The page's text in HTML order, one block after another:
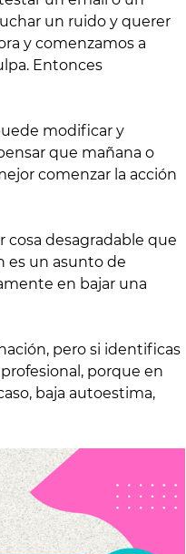
un ruido y querer
y comenzamos a
Entonces
modificar y
que mañana o
comenzar la acción
cosa desagradable que
es un asunto de
en bajar una
pero si identificas
porque en
baja autoestima,